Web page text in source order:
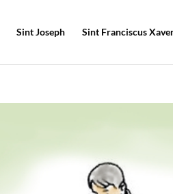
Sint Joseph Sint Franciscus